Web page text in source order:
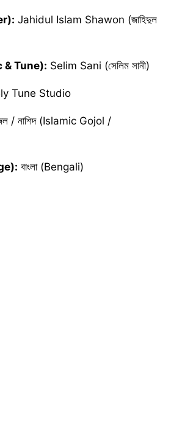
Jahidul Islam Shawon (জাহিদুল
& Tune): Selim Sani (সেলিম সানী)
Tune Studio
/ নাশিদ (Islamic Gojol /
বাংলা (Bengali)